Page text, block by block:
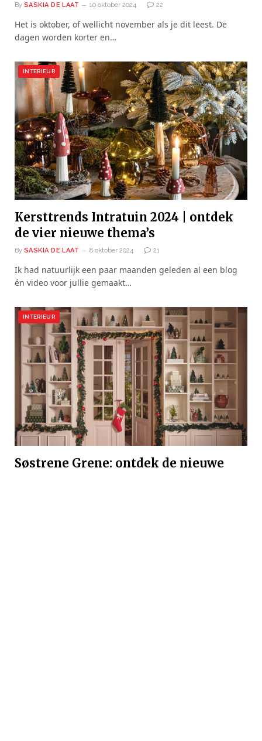
By SASKIA DE LAAT 10 oktober 2024 22
Het is oktober, of wellicht november als je dit leest. De
dagen worden korter en…
INTERIEUR
Kersttrends Intratuin 2024 | ontdek
de vier nieuwe thema’s
By SASKIA DE LAAT 8 oktober 2024 21
Ik had natuurlijk een paar maanden geleden al een blog
én video voor jullie gemaakt…
INTERIEUR
Søstrene Grene: ontdek de nieuwe